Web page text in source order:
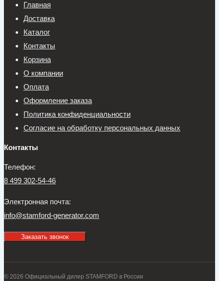
Главная
Доставка
Каталог
Контакты
Корзина
О компании
Оплата
Оформление заказа
Политика конфиденциальности
Согласие на обработку персональных данных
Контакты
Телефон:
8 499 302-54-46
Электронная почта:
info@stamford-generator.com
Заказать звонок
© 2026 Официальный дилер STAMFORD в России